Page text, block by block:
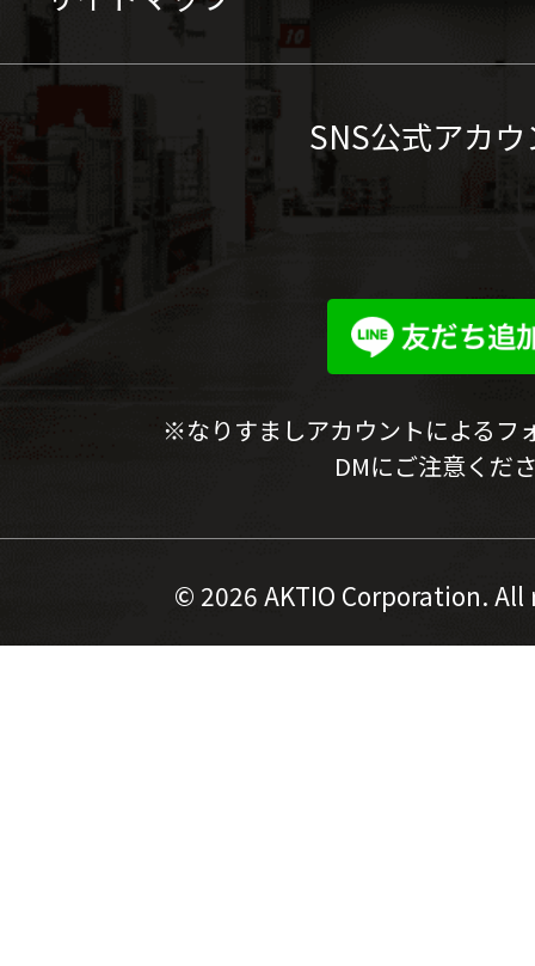
SNS公式アカ
※なりすましアカウントによるフ
DMにご注意くだ
© 2026 AKTIO Corporation.